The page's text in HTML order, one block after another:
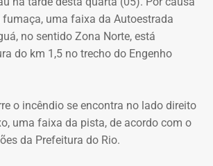
a atenção dos técnicos foi a
objetivos para justificar a
prevista. Em uma das fases do
estimava a atuação de 76
Em alguns casos, como o de
os valores chegavam a quase
sem que houvesse justificativa
uma faixa da Autoestrada
no sentido Zona Norte, está
do km 1,5 no trecho do Engenho
o incêndio se encontra no lado direito
uma faixa da pista, de acordo com o
da Prefeitura do Rio.